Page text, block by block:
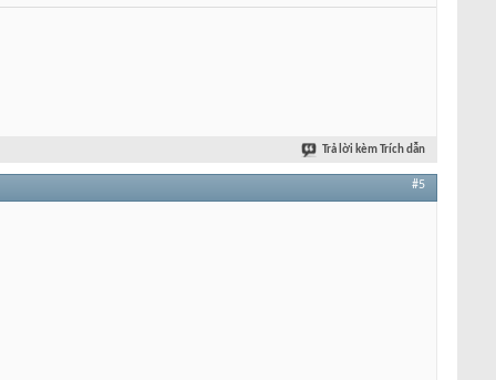
Trả lời kèm Trích dẫn
#5